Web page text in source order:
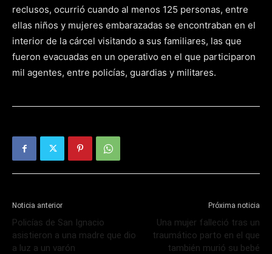
reclusos, ocurrió cuando al menos 125 personas, entre
ellas niños y mujeres embarazadas se encontraban en el
interior de la cárcel visitando a sus familiares, las que
fueron evacuadas en un operativo en el que participaron
mil agentes, entre policías, guardias y militares.
Noticia anterior
Policías de San Ignacio
asistieron a una madre que dio
a luz a un varón
Próxima noticia
Una mujer falleció tras un
traumático parto en el que
también murió su bebé